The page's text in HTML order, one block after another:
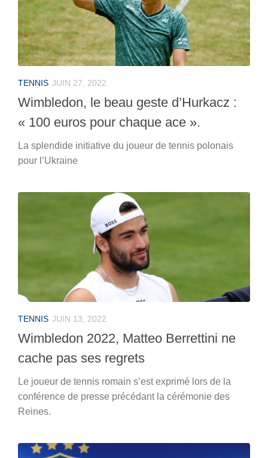
TENNIS JUIN 27, 2022
Wimbledon, le beau geste d’Hurkacz :
« 100 euros pour chaque ace ».
La splendide initiative du joueur de tennis polonais
pour l’Ukraine
TENNIS JUIN 13, 2022
Wimbledon 2022, Matteo Berrettini ne
cache pas ses regrets
Le joueur de tennis romain s’est exprimé lors de la
conférence de presse précédant la cérémonie des
Reines.